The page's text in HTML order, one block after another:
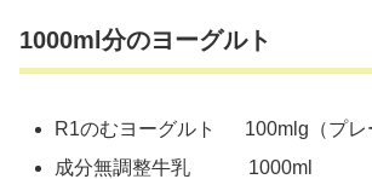
1000ml分のヨーグルト
R1のむヨーグルト 100mlg（プレ
成分無調整牛乳 1000ml